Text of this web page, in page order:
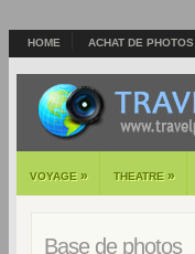
HOME ACHAT DE PHOTOS
VOYAGE » THEATRE »
Base de photos